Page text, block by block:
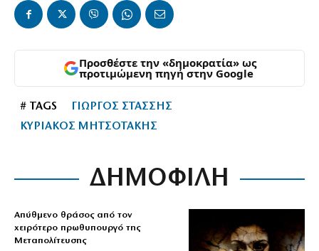
Προσθέστε την «δημοκρατία» ως
προτιμώμενη πηγή στην Google
# TAGS
ΓΙΩΡΓΟΣ ΣΤΑΣΣΗΣ
ΚΥΡΙΑΚΟΣ ΜΗΤΣΟΤΑΚΗΣ
ΔΗΜΟΦΙΛΗ
Απύθμενο θράσος από τον
χειρότερο πρωθυπουργό της
Μεταπολίτευσης